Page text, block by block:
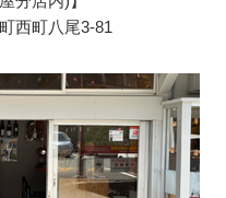
西町八尾3-81